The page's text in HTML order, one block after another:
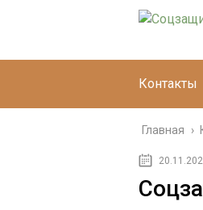
Контакты
Главная ›